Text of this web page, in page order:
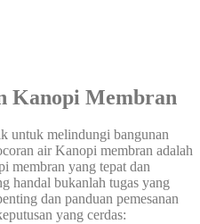
Kanopi Membran
untuk melindungi bangunan
air Kanopi membran adalah
membran yang tepat dan
handal bukanlah tugas yang
dan panduan pemesanan
yang cerdas: